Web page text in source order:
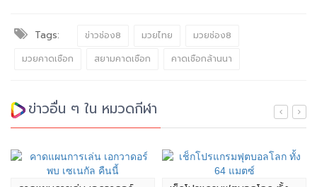
Tags: ข่าวช่อง8 มวยไทย
มวยช่อง8
มวยคาดเชือก
สยามคาดเชือก คาดเชือกล้านนา
ข่าวอื่น ๆ ใน หมวดกีฬา